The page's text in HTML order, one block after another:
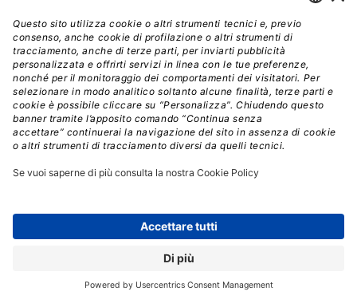
Registrati per ricevere la
newsletter e accedere ai
contenuti insider
Registrati alla nostra Newsletter e potrai
accedere gratuitamente ad articoli, guide
Premium, scaricare eBook e White Paper
e seguire i Webinar